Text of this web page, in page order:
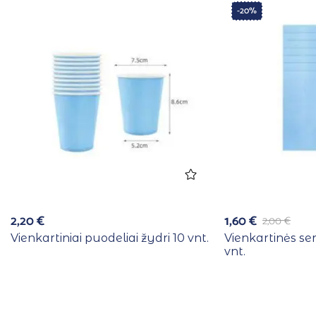
2,20€
Vienkartiniai puodeliai žydri 10 vnt.
-20%
2,00€
1,60€
Vienkartinės
vnt.